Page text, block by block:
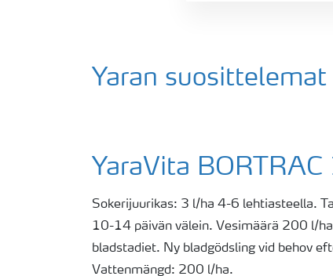
Yaran
YaraVita
Sokerijuurikas: 3 l/ha 4-6 lehtiasteella.
10-14 päivän välein. Vesimäärä 200 l/
bladstadiet. Ny bladgödsling vid behov
Vattenmängd: 200 l/ha.